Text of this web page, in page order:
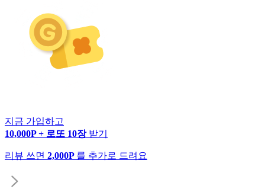
지금 가입하고
10,000P + 로또 10장 받기
리뷰 쓰면 2,000P 를 추가로 드려요